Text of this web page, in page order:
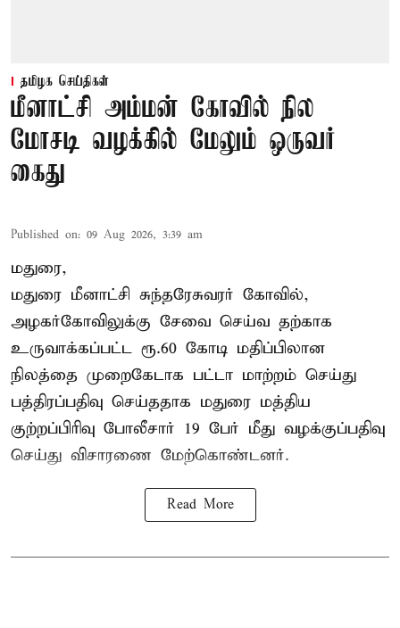
தமிழக செய்திகள்
மீனாட்சி அம்மன் கோவில் நில
மோசடி வழக்கில் மேலும் ஒருவர்
கைது
Published on: 09 Aug 2026, 3:39 am
மதுரை,
மதுரை மீனாட்சி சுந்தரேசுவரர் கோவில்,
அழகர்கோவிலுக்கு சேவை செய்வ தற்காக
உருவாக்கப்பட்ட ரூ.60 கோடி மதிப்பிலான
நிலத்தை முறைகேடாக பட்டா மாற்றம் செய்து
பத்திரப்பதிவு செய்ததாக மதுரை மத்திய
குற்றப்பிரிவு போலீசார் 19 பேர் மீது வழக்குப்பதிவு
செய்து விசாரணை மேற்கொண்டனர்.
Read More